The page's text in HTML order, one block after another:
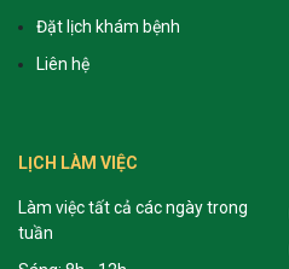
Đặt lịch khám bệnh
Liên hệ
LỊCH LÀM VIỆC
Làm việc tất cả các ngày trong
tuần